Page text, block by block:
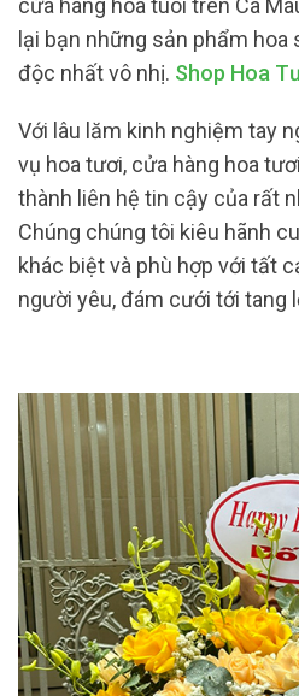
cửa hàng hoa tuoi trên Cà
lại bạn những sản phẩm
độc nhất vô nhị. Shop Hoa
Với lâu lăm kinh nghiệm tay
vụ hoa tươi, cửa hàng hoa
thành liên hệ tin cậy của rất
Chúng chúng tôi kiêu hãnh
khác biệt và phù hợp với tất
người yêu, đám cưới tới tang